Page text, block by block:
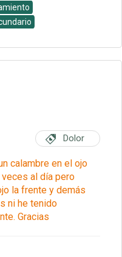
Dolor
calambre en el ojo
al día pero
la frente y demás
ni he tenido
Gracias